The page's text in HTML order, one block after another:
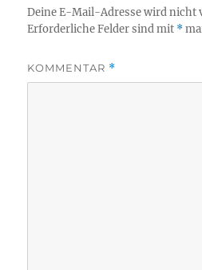
Deine E-Mail-Adresse wird nicht
Erforderliche Felder sind mit *
KOMMENTAR *